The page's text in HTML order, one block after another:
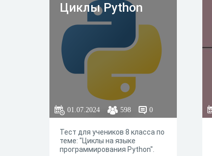
Циклы Python
01.07.2024 598 0
Тест для учеников 8 класса по
теме: "Циклы на языке
программирования Python".